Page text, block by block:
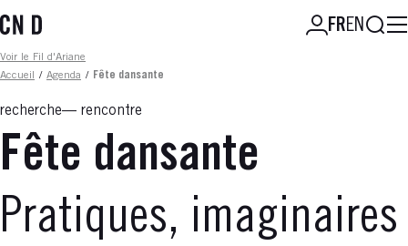
au
principal
FREN
Fil d'ariane
Voir le Fil d'Ariane
Accueil
/ Agenda / Fête dansante
recherche rencontre
Fête dansante
Pratiques, imaginaires